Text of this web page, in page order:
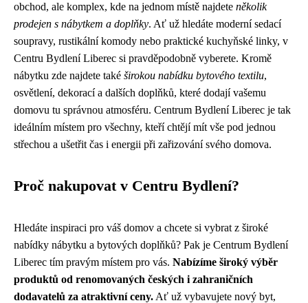
obchod, ale komplex, kde na jednom místě najdete několik
prodejen s nábytkem a doplňky. Ať už hledáte moderní sedací
soupravy, rustikální komody nebo praktické kuchyňské linky, v
Centru Bydlení Liberec si pravděpodobně vyberete. Kromě
nábytku zde najdete také širokou nabídku bytového textilu,
osvětlení, dekorací a dalších doplňků, které dodají vašemu
domovu tu správnou atmosféru. Centrum Bydlení Liberec je tak
ideálním místem pro všechny, kteří chtějí mít vše pod jednou
střechou a ušetřit čas i energii při zařizování svého domova.
Proč nakupovat v Centru Bydlení?
Hledáte inspiraci pro váš domov a chcete si vybrat z široké
nabídky nábytku a bytových doplňků? Pak je Centrum Bydlení
Liberec tím pravým místem pro vás. Nabízíme široký výběr
produktů od renomovaných českých i zahraničních
dodavatelů za atraktivní ceny. Ať už vybavujete nový byt,